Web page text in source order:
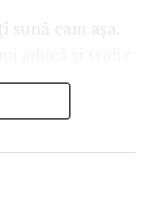
la
cam așa.
Răspunsul
felul în care
îți lasă